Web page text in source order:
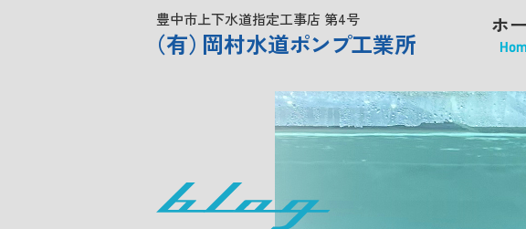
豊中市上下水道指定工事店 第4号
（有） 岡村水道ポンプ工業所
ホ